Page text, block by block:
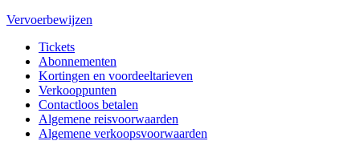
Vervoerbewijzen
Tickets
Abonnementen
Kortingen en voordeeltarieven
Verkooppunten
Contactloos betalen
Algemene reisvoorwaarden
Algemene verkoopsvoorwaarden